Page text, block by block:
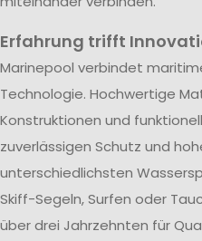
Erfahrung trifft
Marinepool verbindet
Technologie. Hochwertige
Konstruktionen und
zuverlässigen Schutz und
unterschiedlichsten
Skiff-Segeln, Surfen oder
über drei Jahrzehnten für